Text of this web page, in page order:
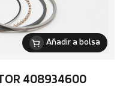
Añadir a bolsa
408934600